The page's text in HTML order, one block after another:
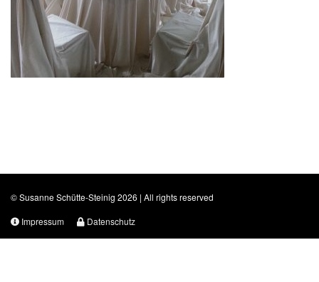
© Susanne Schütte-Steinig 2026 | All rights reserved
Impressum
Datenschutz